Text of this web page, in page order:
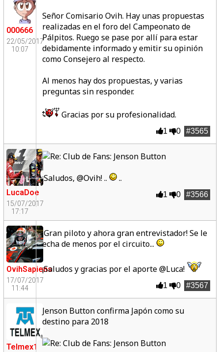
000666
22/05/2017
10:07
Señor Comisario Ovih. Hay unas propuestas
realizadas en el foro del Campeonato de
Pálpitos. Ruego se pase por allí para estar
debidamente informado y emitir su opinión
como Consejero al respecto.
Al menos hay dos propuestas, y varias
preguntas sin responder.
Gracias por su profesionalidad.
#3565
1 0
LucaDoe
15/07/2017
17:17
¡Saludos, @Ovih! .. ..
#3566
1 0
OvihSapiens
17/07/2017
11:44
¡Gran piloto y ahora gran entrevistador! Se le
echa de menos por el circuito...
¡Saludos y gracias por el aporte @Luca!
#3567
1 0
Telmex1
Jenson Button confirma Japón como su
destino para 2018